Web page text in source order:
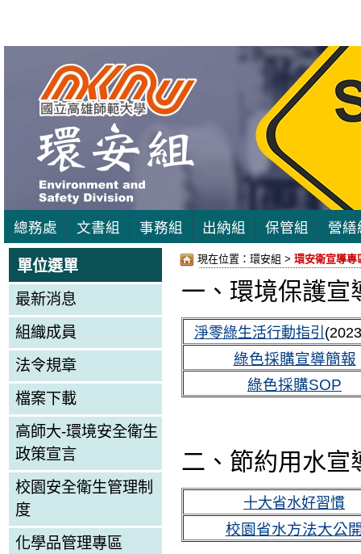
總務處 文書組 事務組 出納組 保管組 營繕
單位選單
最新消息
組織成員
法令規章
檔案下載
高師大-環境安全衛生
政策宣言
校園安全衛生管理制
度
化學品管理專區
現在位置： 環安組 > 環安衛宣導專
一、環境保護宣
淨零綠生活行動指引
綠色採購宣導簡報
綠色採購SOP
二、節約用水宣
十大省水好習慣
校園省水方法大公